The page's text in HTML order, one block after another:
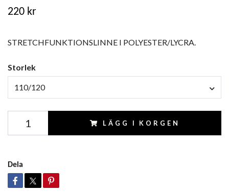
220 kr
STRETCHFUNKTIONSLINNE I POLYESTER/LYCRA.
Storlek
110/120
LÄGG I KORGEN
Dela